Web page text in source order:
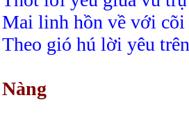
Mai linh hồn về với cõi
Theo gió hú lời yêu
Nàng